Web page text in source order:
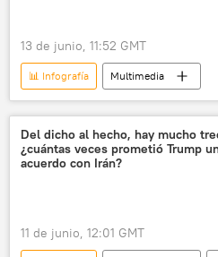
13 de junio, 11:52 GMT
📊 Infografía
Multimedia
🛡️ Infografías militares
OTAN
Del dicho al hecho, hay mucho
¿cuántas veces prometió Trump
acuerdo con Irán?
11 de junio, 12:01 GMT